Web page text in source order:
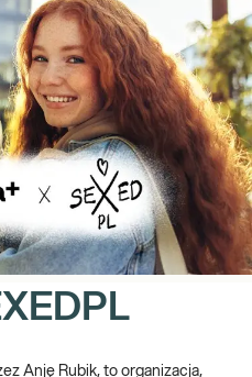
Anję Rubik, to organizacja,